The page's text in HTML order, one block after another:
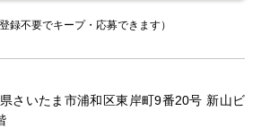
登録不要でキープ・応募できます）
さいたま市浦和区東岸町9番20号 新山ビ